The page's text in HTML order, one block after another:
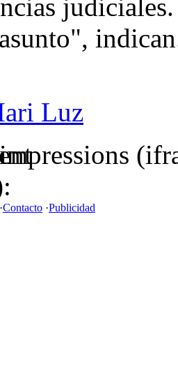
Luz
Contacto ·Publicidad